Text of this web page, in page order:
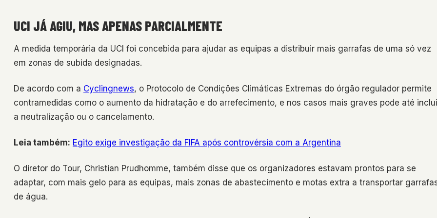
UCI JÁ AGIU, MAS APENAS PARCIALMENTE
A medida temporária da UCI foi concebida para ajudar as equipas a distribuir mais garrafas de uma só vez
em zonas de subida designadas.
De acordo com a Cyclingnews, o Protocolo de Condições Climáticas Extremas do órgão regulador permite
contramedidas como o aumento da hidratação e do arrefecimento, e nos casos mais graves pode até
a neutralização ou o cancelamento.
Leia também: Egito exige investigação da FIFA após controvérsia com a Argentina
O diretor do Tour, Christian Prudhomme, também disse que os organizadores estavam prontos para se
adaptar, com mais gelo para as equipas, mais zonas de abastecimento e motas extra a transportar
de água.